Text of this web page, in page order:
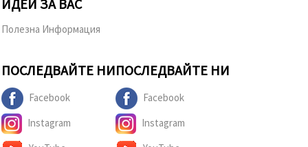
ИДЕИ ЗА ВАС
Полезна Информация
ПОСЛЕДВАЙТЕ НИ
Facebook
Instagram
ПОСЛЕДВАЙТЕ НИ
Facebook
Instagram